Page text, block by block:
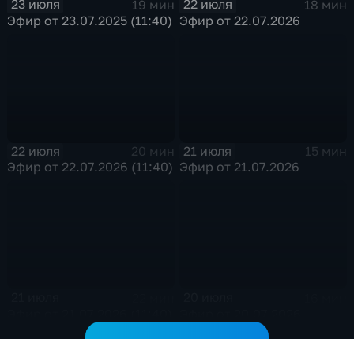
23 июля
19 мин
Эфир от 23.07.2025 (11:40)
22 июля
18 мин
Эфир от 22.07.2026
22 июля
20 мин
Эфир от 22.07.2026 (11:40)
21 июля
15 мин
Эфир от 21.07.2026